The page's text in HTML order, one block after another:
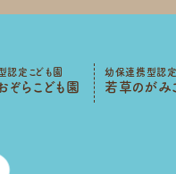
認定こども園
ぞらこども園
幼保連携型認定
若草のがみ